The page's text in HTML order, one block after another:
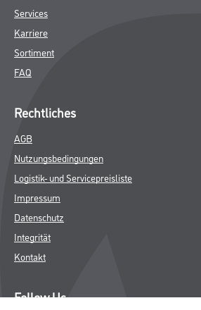
Services
Karriere
Sortiment
FAQ
Rechtliches
AGB
Nutzungsbedingungen
Logistik- und Servicepreisliste
Impressum
Datenschutz
Integrität
Kontakt
Follow Us